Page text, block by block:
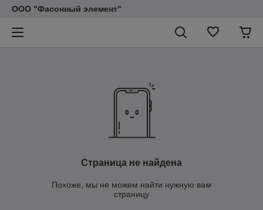
ООО "Фасонный элемент"
Страница не найдена
Похоже, мы не можем найти нужную вам
страницу